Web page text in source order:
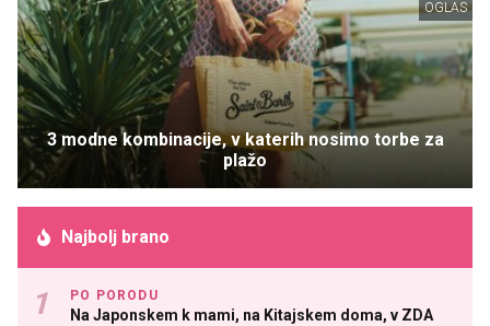
OGLAS
3 modne kombinacije, v katerih nosimo torbe za
plažo
Najbolj brano
PO PORODU
Na Japonskem k mami, na Kitajskem doma, v ZDA